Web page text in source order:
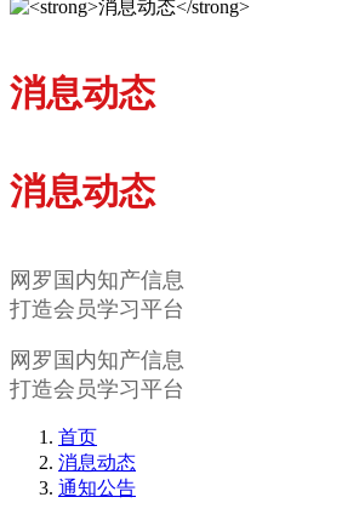
消息动态
消息动态
网罗国内知产信息
打造会员学习平台
网罗国内知产信息
打造会员学习平台
首页
消息动态
通知公告